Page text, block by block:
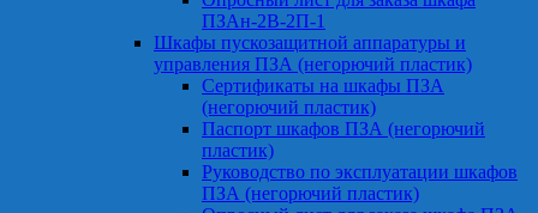
ПЗАн-2В-2П-1
Шкафы пускозащитной аппаратуры и
управления ПЗА (негорючий пластик)
Сертификаты на шкафы ПЗА
(негорючий пластик)
Паспорт шкафов ПЗА (негорючий
пластик)
Руководство по эксплуатации шкафов
ПЗА (негорючий пластик)